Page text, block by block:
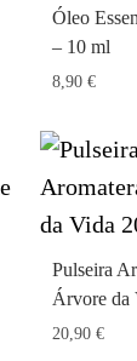
Óleo
– 10 ml
8,90 €
Pulseira
Árvore da
20,90 €